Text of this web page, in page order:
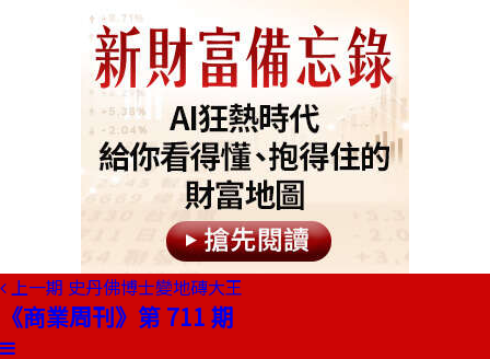
上一期 史丹佛博士變地磚大王
《商業周刊》第 711 期